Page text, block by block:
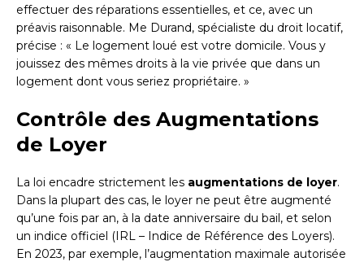
effectuer des réparations essentielles, et ce, avec un
préavis raisonnable. Me Durand, spécialiste du droit locatif,
précise : « Le logement loué est votre domicile. Vous y
jouissez des mêmes droits à la vie privée que dans un
logement dont vous seriez propriétaire. »
Contrôle des Augmentations
de Loyer
La loi encadre strictement les augmentations de loyer.
Dans la plupart des cas, le loyer ne peut être augmenté
qu’une fois par an, à la date anniversaire du bail, et selon
un indice officiel (IRL – Indice de Référence des Loyers).
En 2023, par exemple, l’augmentation maximale autorisée